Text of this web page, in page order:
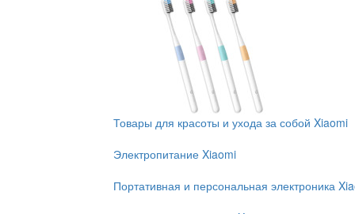
Товары для красоты и ухода за собой Xiaomi
Электропитание Xiaomi
Портативная и персональная электроника